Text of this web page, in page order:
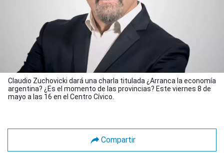
Claudio Zuchovicki dará una charla titulada ¿Arranca la economía
argentina? ¿Es el momento de las provincias? Este viernes 8 de
mayo a las 16 en el Centro Cívico.
Compartir